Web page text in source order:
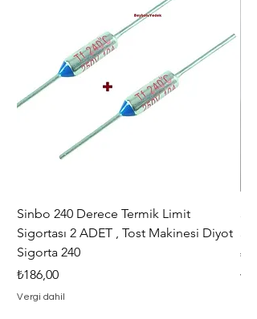
Sinbo 240 Derece Termik Limit
Sigortası 2 ADET , Tost Makinesi Diyot
Sigorta 240
Fiyat
₺186,00
Vergi dahil